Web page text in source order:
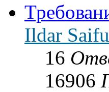
Ildar
16
16906